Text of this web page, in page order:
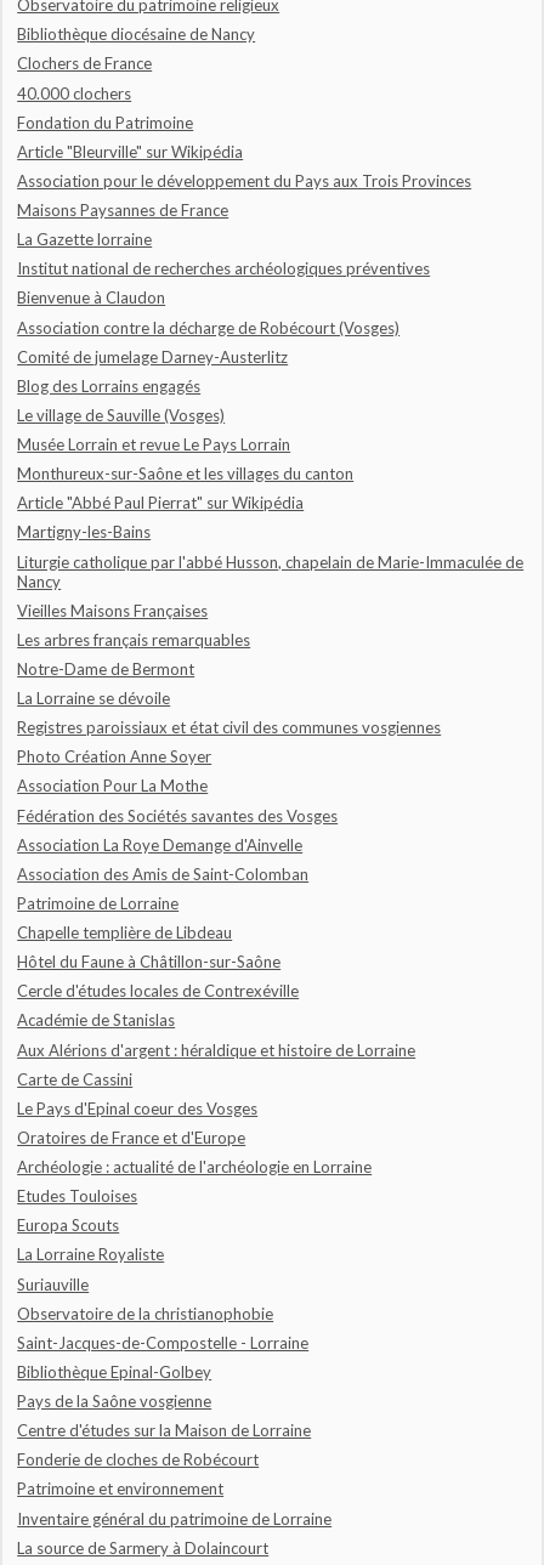
Observatoire du patrimoine religieux
Bibliothèque diocésaine de Nancy
Clochers de France
40.000 clochers
Fondation du Patrimoine
Article "Bleurville" sur Wikipédia
Association pour le développement du Pays aux Trois Provinces
Maisons Paysannes de France
La Gazette lorraine
Institut national de recherches archéologiques préventives
Bienvenue à Claudon
Association contre la décharge de Robécourt (Vosges)
Comité de jumelage Darney-Austerlitz
Blog des Lorrains engagés
Le village de Sauville (Vosges)
Musée Lorrain et revue Le Pays Lorrain
Monthureux-sur-Saône et les villages du canton
Article "Abbé Paul Pierrat" sur Wikipédia
Martigny-les-Bains
Liturgie catholique par l'abbé Husson, chapelain de Marie-Immaculée de
Nancy
Vieilles Maisons Françaises
Les arbres français remarquables
Notre-Dame de Bermont
La Lorraine se dévoile
Registres paroissiaux et état civil des communes vosgiennes
Photo Création Anne Soyer
Association Pour La Mothe
Fédération des Sociétés savantes des Vosges
Association La Roye Demange d'Ainvelle
Association des Amis de Saint-Colomban
Patrimoine de Lorraine
Chapelle templière de Libdeau
Hôtel du Faune à Châtillon-sur-Saône
Cercle d'études locales de Contrexéville
Académie de Stanislas
Aux Alérions d'argent : héraldique et histoire de Lorraine
Carte de Cassini
Le Pays d'Epinal coeur des Vosges
Oratoires de France et d'Europe
Archéologie : actualité de l'archéologie en Lorraine
Etudes Touloises
Europa Scouts
La Lorraine Royaliste
Suriauville
Observatoire de la christianophobie
Saint-Jacques-de-Compostelle - Lorraine
Bibliothèque Epinal-Golbey
Pays de la Saône vosgienne
Centre d'études sur la Maison de Lorraine
Fonderie de cloches de Robécourt
Patrimoine et environnement
Inventaire général du patrimoine de Lorraine
La source de Sarmery à Dolaincourt